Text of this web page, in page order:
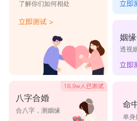
了解你们如何相处
八字合婚
合八字，测姻缘
姻
透视
命
单身